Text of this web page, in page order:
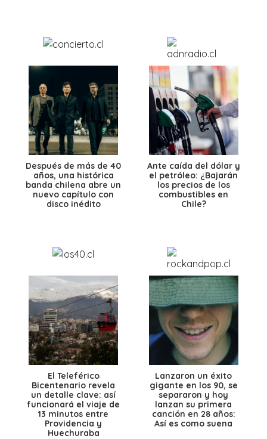
Después de más de 40
años, una histórica
banda chilena abre un
nuevo capítulo con
disco inédito
Ante caída del dólar y
el petróleo: ¿Bajarán
los precios de los
combustibles en
Chile?
El Teleférico
Bicentenario revela
un detalle clave: así
funcionará el viaje de
13 minutos entre
Providencia y
Huechuraba
Lanzaron un éxito
gigante en los 90, se
separaron y hoy
lanzan su primera
canción en 28 años:
Así es como suena